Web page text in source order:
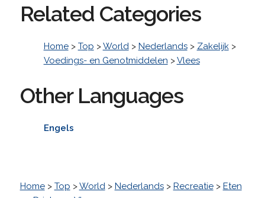
Related Categories
Home> Top >World> Nederlands> Zakelijk>
Voedings- en Genotmiddelen >Vlees
Other Languages
Engels
Home> Top >World> Nederlands> Recreatie> Eten